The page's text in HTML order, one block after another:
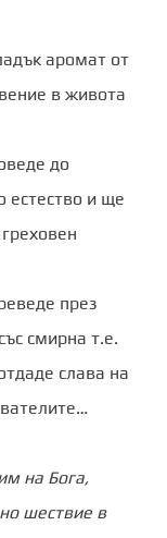
аромат от
в живота
до
естество и ще
през
смирна т.е.
слава на
на Бога,
шествие в